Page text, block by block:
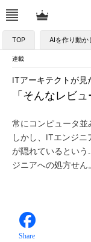
TOP AIを作り動か
連載
「そんなレビ
ITアーキテクトが見
常にコンピュータ並
しかし、ITエンジ
が隠れているとい
ジニアへの処方せん。
Share